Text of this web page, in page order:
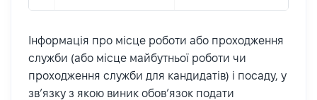
Інформація про місце роботи або проходження
служби (або місце майбутньої роботи чи
проходження служби для кандидатів) і посаду, у
зв’язку з якою виник обов’язок подати